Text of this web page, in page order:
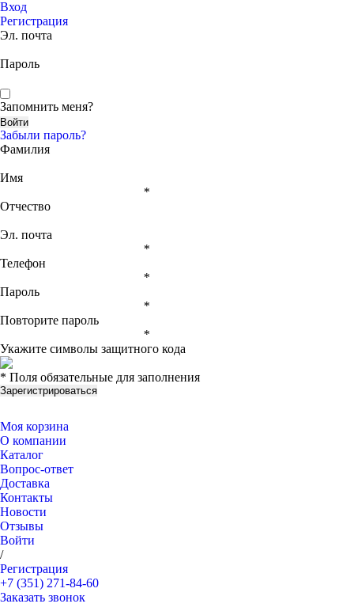
Вход
Регистрация
Эл. почта
Пароль
Запомнить меня?
Забыли пароль?
Фамилия
Имя
*
Отчество
Эл. почта
*
Телефон
*
Пароль
*
Повторите пароль
*
Укажите символы защитного кода
* Поля обязательные для заполнения
Моя корзина
О компании
Каталог
Вопрос-ответ
Доставка
Контакты
Новости
Отзывы
Войти
/
Регистрация
+7 (351) 271-84-60
Заказать звонок